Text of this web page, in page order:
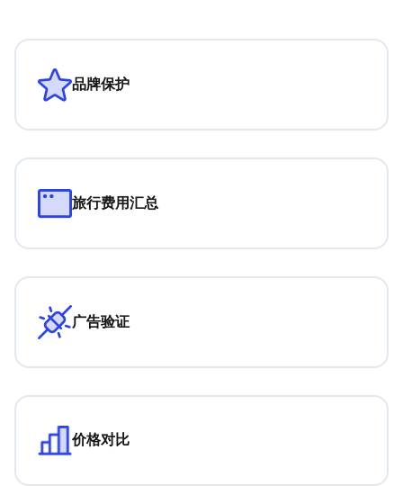
品牌保护
旅行费用汇总
广告验证
价格对比